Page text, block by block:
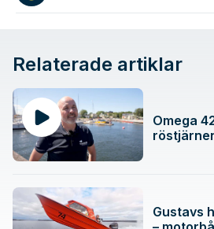
Relaterade artiklar
Omega
Gustavs